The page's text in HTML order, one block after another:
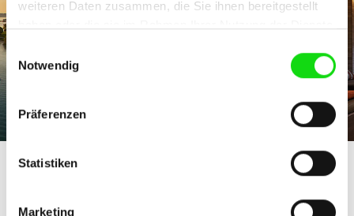
weiteren Daten zusammen, die Sie ihnen bereitgestellt
Einwilligungsauswahl
Notwendig
Präferenzen
Statistiken
Marketing